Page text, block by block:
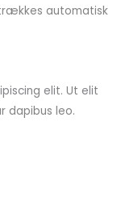
automatisk
elit. Ut elit
dapibus leo.